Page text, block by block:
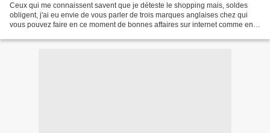
Ceux qui me connaissent savent que je déteste le shopping mais, soldes
obligent, j'ai eu envie de vous parler de trois marques anglaises chez qui
vous pouvez faire en ce moment de bonnes affaires sur internet comme en